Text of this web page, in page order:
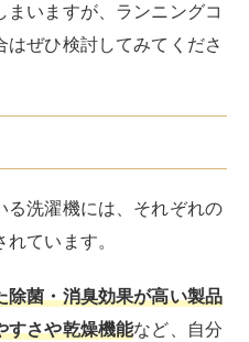
家族や頻繁に大量の洗濯